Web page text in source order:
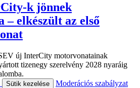
k jönnek
– elkészült az első
új InterCity motorvonatainak
tizenegy szerelvény 2028 nyaráig
Sütik kezelése
Moderációs szabályzat